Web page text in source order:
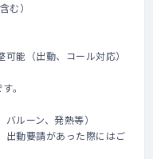
む）
能（出動、コール対応）
。
ルーン、発熱等）
出動要請があった際にはご